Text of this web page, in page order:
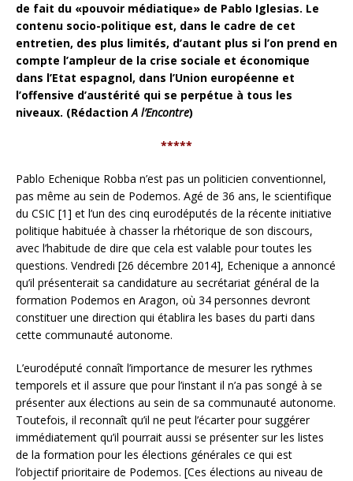
de fait du «pouvoir médiatique» de Pablo Iglesias. Le
contenu socio-politique est, dans le cadre de cet
entretien, des plus limités, d’autant plus si l’on prend en
compte l’ampleur de la crise sociale et économique
dans l’Etat espagnol, dans l’Union européenne et
l’offensive d’austérité qui se perpétue à tous les
niveaux. (RédactionA l’Encontre)
*****
Pablo Echenique Robba n’est pas un politicien conventionnel,
pas même au sein de Podemos. Agé de 36 ans, le scientifique
du CSIC [1] et l’un des cinq eurodéputés de la récente initiative
politique habituée à chasser la rhétorique de son discours,
avec l’habitude de dire que cela est valable pour toutes les
questions. Vendredi [26 décembre 2014], Echenique a annoncé
qu’il présenterait sa candidature au secrétariat général de la
formation Podemos en Aragon, où 34 personnes devront
constituer une direction qui établira les bases du parti dans
cette communauté autonome.
L’eurodéputé connaît l’importance de mesurer les rythmes
temporels et il assure que pour l’instant il n’a pas songé à se
présenter aux élections au sein de sa communauté autonome.
Toutefois, il reconnaît qu’il ne peut l’écarter pour suggérer
immédiatement qu’il pourrait aussi se présenter sur les listes
de la formation pour les élections générales ce qui est
l’objectif prioritaire de Podemos. [Ces élections au niveau de